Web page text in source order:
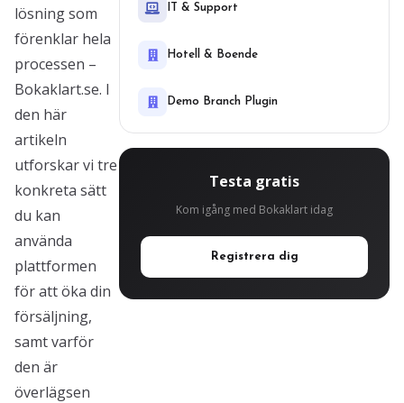
lösning som
förenklar hela
processen –
Bokaklart.se. I
den här
artikeln
utforskar vi tre
konkreta sätt
du kan
använda
plattformen
för att öka din
försäljning,
samt varför
den är
överlägsen
IT & Support
Hotell & Boende
Demo Branch Plugin
Testa gratis
Kom igång med Bokaklart idag
Registrera dig